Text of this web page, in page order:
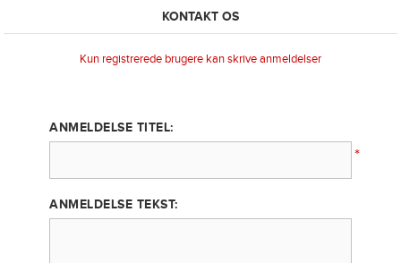
KONTAKT OS
Kun registrerede brugere kan skrive anmeldelser
ANMELDELSE TITEL:
*
ANMELDELSE TEKST: